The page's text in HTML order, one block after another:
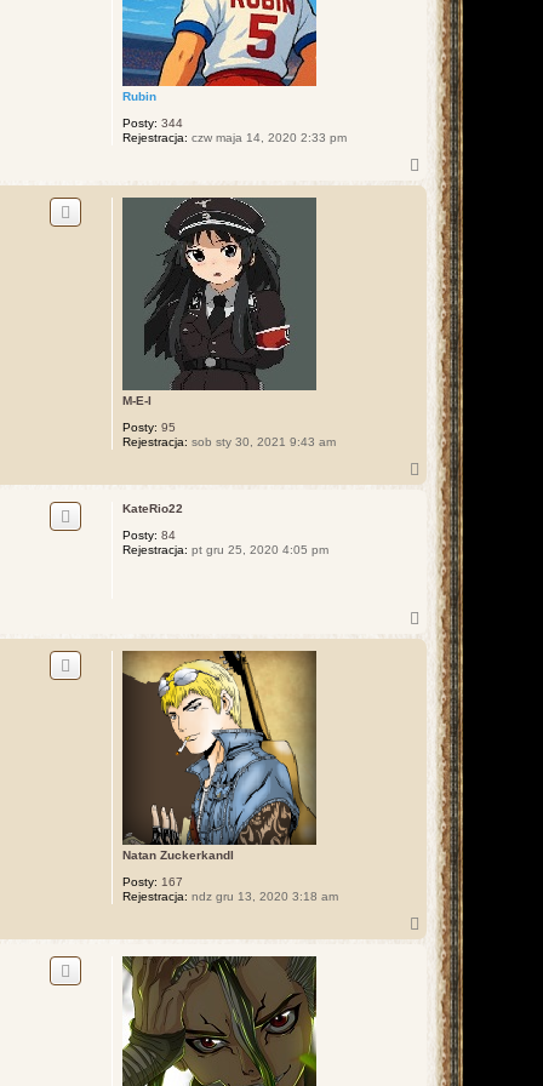
Rubin
Posty: 344
Rejestracja: czw maja 14, 2020 2:33 pm
M-E-I
Posty: 95
Rejestracja: sob sty 30, 2021 9:43 am
KateRio22
Posty: 84
Rejestracja: pt gru 25, 2020 4:05 pm
Natan Zuckerkandl
Posty: 167
Rejestracja: ndz gru 13, 2020 3:18 am